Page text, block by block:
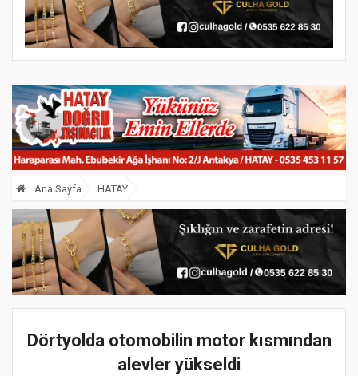
Ana Sayfa HATAY
Dörtyolda otomobilin motor kısmından
alevler yükseldi